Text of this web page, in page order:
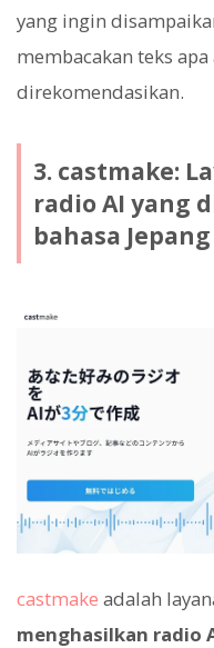
yang ingin
membacakan teks
direkomendasikan.
3. castmake:
radio AI yang
bahasa Jepang
castmake adalah
menghasilkan radio